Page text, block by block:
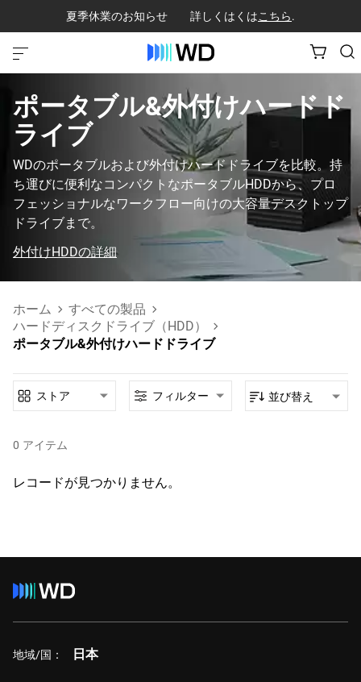
夏季休業のお知らせ 詳しくはくはこちら.
ポータブル&外付けハードド
ライブ
WDのポータブルおよび外付けハードドライブを比較。持
ち運びに便利なコンパクトなポータブルHDDから、プロ
フェッショナルなワークフロー向けの大容量デスクトップ
ドライブまで。
外付けHDDの詳細
ホーム
すべての製品
ハードディスクドライブ（HDD）
ポータブル&外付けハードドライブ
0 アイテム
ストア フィルター 並び替え
レコードが見つかりません。
地域/国： 日本